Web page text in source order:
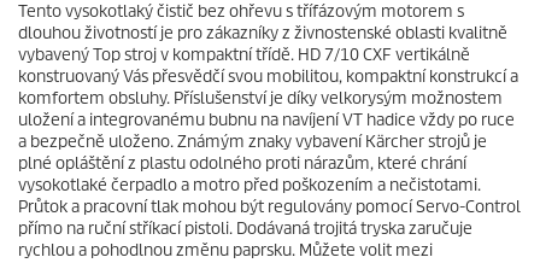
e
Tento vysokotlaký čistič bez ohřevu s třífázovým motorem s
dlouhou životností je pro zákazníky z živnostenské oblasti kvalitně
vybavený Top stroj v kompaktní třídě. HD 7/10 CXF vertikálně
konstruovaný Vás přesvědčí svou mobilitou, kompaktní konstrukcí a
komfortem obsluhy. Příslušenství je díky velkorysým možnostem
uložení a integrovanému bubnu na navíjení VT hadice vždy po ruce
a bezpečně uloženo. Známým znaky vybavení Kärcher strojů je
plné opláštění z plastu odolného proti nárazům, které chrání
vysokotlaké čerpadlo a motro před poškozením a nečistotami.
Průtok a pracovní tlak mohou být regulovány pomocí Servo-Control
přímo na ruční stříkací pistoli. Dodávaná trojitá tryska zaručuje
rychlou a pohodlnou změnu paprsku. Můžete volit mezi